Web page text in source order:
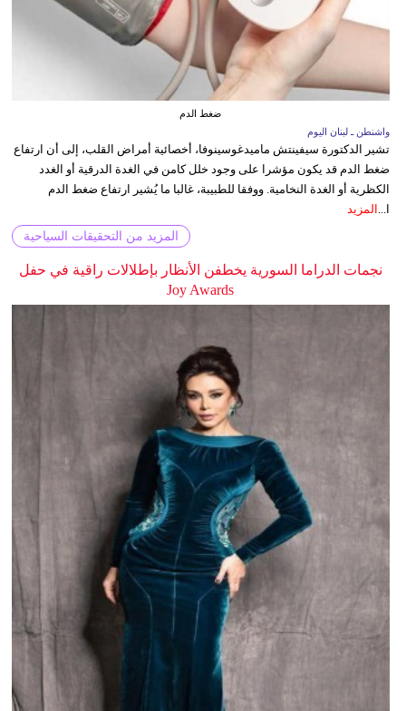
ضغط الدم
واشنطن ـ لبنان اليوم
تشير الدكتورة سيفينتش ماميدغوسينوفا، أخصائية أمراض القلب، إلى أن ارتفاع
ضغط الدم قد يكون مؤشرا على وجود خلل كامن في الغدة الدرقية أو الغدد
الكظرية أو الغدة النخامية. ووفقا للطبيبة، غالبا ما يُشير ارتفاع ضغط الدم
ا... المزيد
المزيد من التحقيقات السياحية
نجمات الدراما السورية يخطفن الأنظار بإطلالات راقية في حفل
Joy Awards